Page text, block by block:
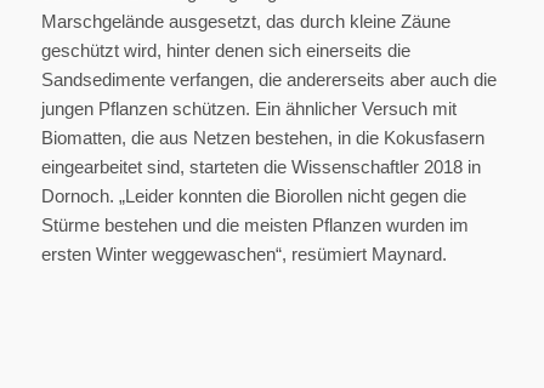
Marschgelände ausgesetzt, das durch kleine Zäune
geschützt wird, hinter denen sich einerseits die
Sandsedimente verfangen, die andererseits aber auch die
jungen Pflanzen schützen. Ein ähnlicher Versuch mit
Biomatten, die aus Netzen bestehen, in die Kokusfasern
eingearbeitet sind, starteten die Wissenschaftler 2018 in
Dornoch. „Leider konnten die Biorollen nicht gegen die
Stürme bestehen und die meisten Pflanzen wurden im
ersten Winter weggewaschen“, resümiert Maynard.